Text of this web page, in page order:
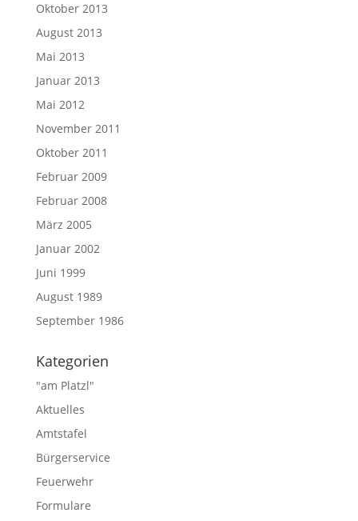
Oktober 2013
August 2013
Mai 2013
Januar 2013
Mai 2012
November 2011
Oktober 2011
Februar 2009
Februar 2008
März 2005
Januar 2002
Juni 1999
August 1989
September 1986
Kategorien
"am Platzl"
Aktuelles
Amtstafel
Bürgerservice
Feuerwehr
Formulare